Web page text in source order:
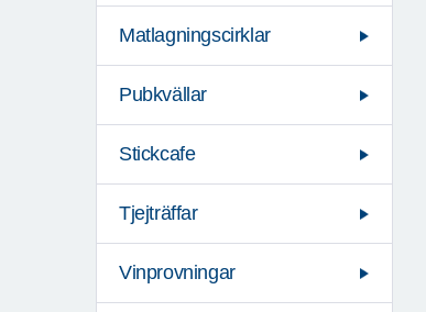
Matlagningscirklar
Pubkvällar
Stickcafe
Tjejträffar
Vinprovningar